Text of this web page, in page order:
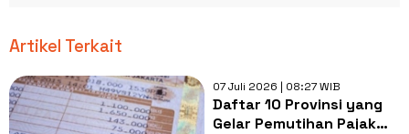
Artikel Terkait
07 Juli 2026 | 08:27 WIB
Daftar 10 Provinsi yang
Gelar Pemutihan Pajak